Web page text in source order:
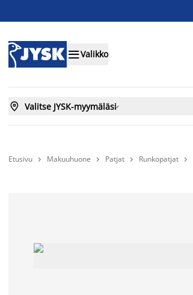
Valikko
 Valitse JYSK-myymäläsi
Etusivu  Makuuhuone  Patjat  Runkopatjat 